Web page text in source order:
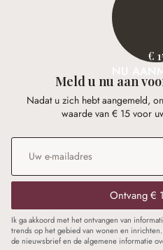
€
NU
Meld u nu aan
Nadat u zich hebt aangemeld,
waarde van € 15 voor
E-mailadres*
Ontvang €
Ik ga akkoord met het ontvangen van
trends op het gebied van wonen en
de nieuwsbrief en de algemene informatie